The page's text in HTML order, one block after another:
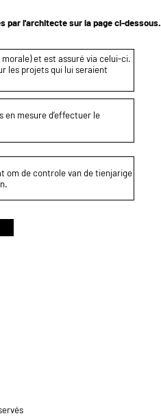
par l'architecte sur la page ci-dessous.
et est assuré via celui-ci.
les projets qui lui seraient
en mesure d’effectuer le
om de controle van de tienjarige